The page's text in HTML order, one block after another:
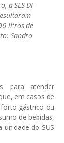
a SES-DF
litros de
Sandro
para atender
em casos de
gástrico ou
de bebidas,
do SUS